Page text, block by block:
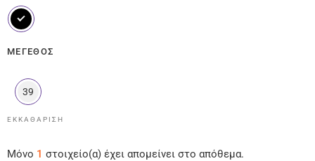
ΜΈΓΕΘΟΣ
39
ΕΚΚΑΘΆΡΙΣΗ
Μόνο 1 στοιχείο(α) έχει απομείνει στο απόθεμα.